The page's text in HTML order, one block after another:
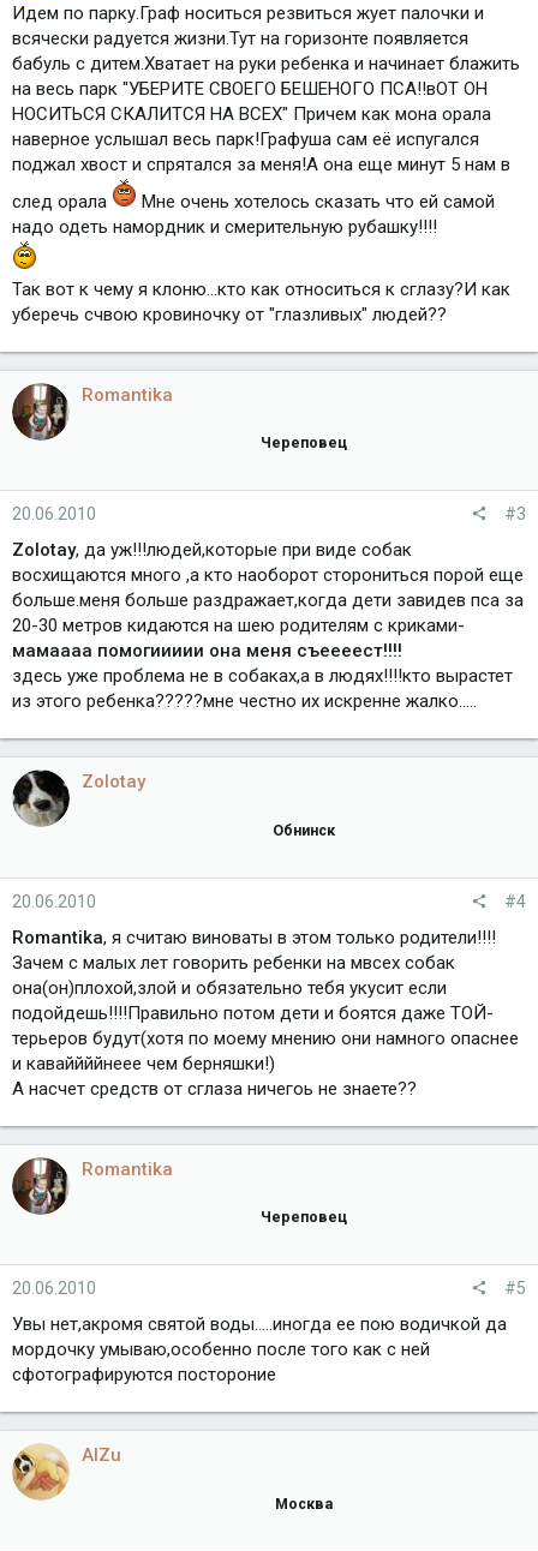
Идем по парку.Граф носиться резвиться жует палочки и
всячески радуется жизни.Тут на горизонте появляется
бабуль с дитем.Хватает на руки ребенка и начинает блажить
на весь парк "УБЕРИТЕ СВОЕГО БЕШЕНОГО ПСА!!вОТ ОН
НОСИТЬСЯ СКАЛИТСЯ НА ВСЕХ" Причем как мона орала
наверное услышал весь парк!Графуша сам её испугался
поджал хвост и спрятался за меня!А она еще минут 5 нам в
след орала
Мне очень хотелось сказать что ей самой
надо одеть намордник и смерительную рубашку!!!!
Так вот к чему я клоню...кто как относиться к сглазу?И как
уберечь счвою кровиночку от "глазливых" людей??
Romantika
Череповец
20.06.2010 #3
Zolotay, да уж!!!людей,которые при виде собак
восхищаются много ,а кто наоборот сторониться порой еще
больше.меня больше раздражает,когда дети завидев пса за
20-30 метров кидаются на шею родителям с криками-
мамаааа помогиииии она меня съеееест!!!!
здесь уже проблема не в собаках,а в людях!!!!кто вырастет
из этого ребенка?????мне честно их искренне жалко.....
Zolotay
Обнинск
20.06.2010 #4
Romantika, я считаю виноваты в этом только родители!!!!
Зачем с малых лет говорить ребенки на мвсех собак
она(он)плохой,злой и обязательно тебя укусит если
подойдешь!!!!Правильно потом дети и боятся даже ТОЙ-
терьеров будут(хотя по моему мнению они намного опаснее
и каваййййнеее чем берняшки!)
А насчет средств от сглаза ничегоь не знаете??
Romantika
Череповец
20.06.2010 #5
Увы нет,акромя святой воды.....иногда ее пою водичкой да
мордочку умываю,особенно после того как с ней
сфотографируются постороние
AlZu
Москва